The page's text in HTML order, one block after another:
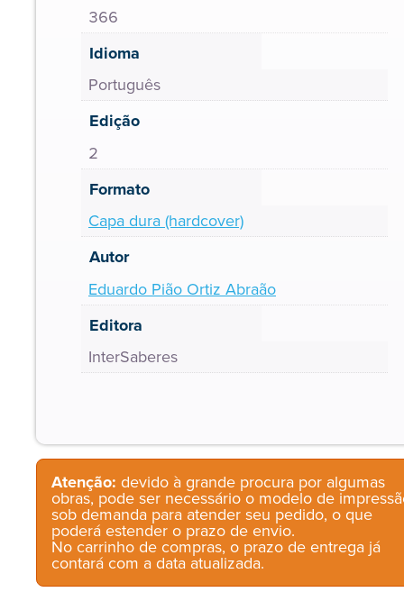
366
Idioma
Português
Edição
2
Formato
Capa dura (hardcover)
Autor
Eduardo Pião Ortiz Abraão
Editora
InterSaberes
Atenção: devido à grande procura por algumas
obras, pode ser necessário o modelo de
sob demanda para atender seu pedido, o que
poderá estender o prazo de envio.
No carrinho de compras, o prazo de entrega já
contará com a data atualizada.